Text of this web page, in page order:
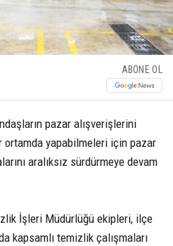
ABONE OL
pazar alışverişlerini
ortamda yapabilmeleri için pazar
aralıksız sürdürmeye devam
İşleri Müdürlüğü ekipleri, ilçe
kapsamlı temizlik çalışmaları